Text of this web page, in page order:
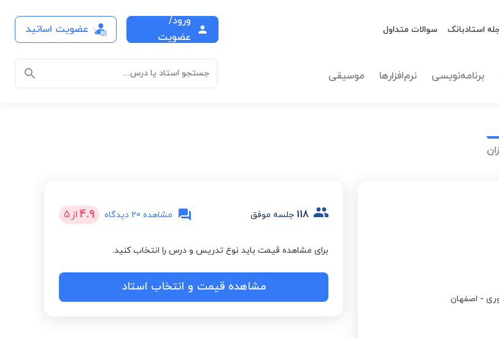
استادبانک سوالات متداول
ورود/
عضویت
عضویت اساتید
برنامه‌نویسی نرم‌افزارها موسیقی جستجو استاد یا درس...
- اصفهان
118 جلسه موفق مشاهده 20 دیدگاه 4.9 از 5
برای مشاهده قیمت باید نوع تدریس و درس را انتخاب کنید.
مشاهده قیمت و انتخاب استاد